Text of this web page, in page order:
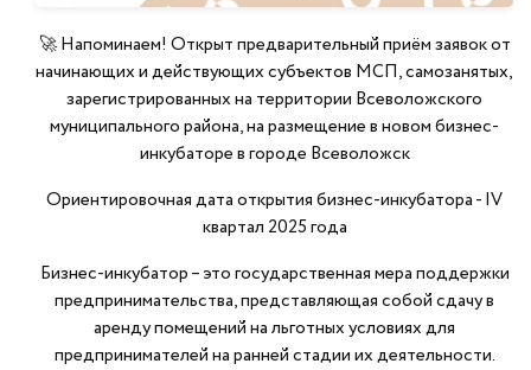
🚀 Напоминаем! Открыт предварительный приём заявок от
начинающих и действующих субъектов МСП, самозанятых,
зарегистрированных на территории Всеволожского
муниципального района, на размещение в новом бизнес-
инкубаторе в городе Всеволожск
Ориентировочная дата открытия бизнес-инкубатора - IV
квартал 2025 года
Бизнес-инкубатор – это государственная мера поддержки
предпринимательства, представляющая собой сдачу в
аренду помещений на льготных условиях для
предпринимателей на ранней стадии их деятельности.